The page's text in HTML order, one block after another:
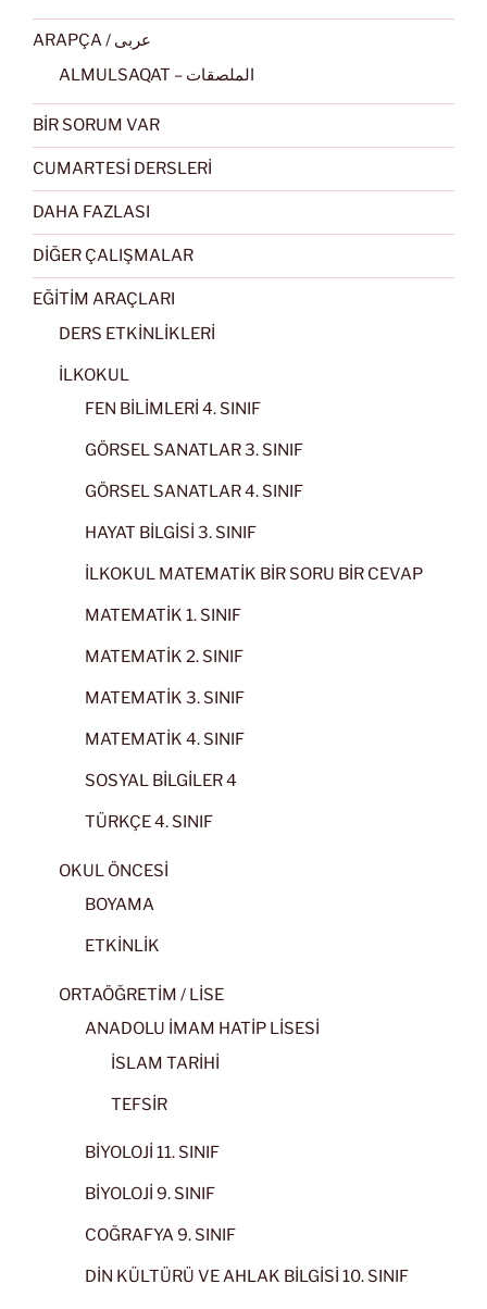
ARAPÇA / عربى
ALMULSAQAT – الملصقات
BİR SORUM VAR
CUMARTESİ DERSLERİ
DAHA FAZLASI
DİĞER ÇALIŞMALAR
EĞİTİM ARAÇLARI
DERS ETKİNLİKLERİ
İLKOKUL
FEN BİLİMLERİ 4. SINIF
GÖRSEL SANATLAR 3. SINIF
GÖRSEL SANATLAR 4. SINIF
HAYAT BİLGİSİ 3. SINIF
İLKOKUL MATEMATİK BİR SORU BİR CEVAP
MATEMATİK 1. SINIF
MATEMATİK 2. SINIF
MATEMATİK 3. SINIF
MATEMATİK 4. SINIF
SOSYAL BİLGİLER 4
TÜRKÇE 4. SINIF
OKUL ÖNCESİ
BOYAMA
ETKİNLİK
ORTAÖĞRETİM / LİSE
ANADOLU İMAM HATİP LİSESİ
İSLAM TARİHİ
TEFSİR
BİYOLOJİ 11. SINIF
BİYOLOJİ 9. SINIF
COĞRAFYA 9. SINIF
DİN KÜLTÜRÜ VE AHLAK BİLGİSİ 10. SINIF